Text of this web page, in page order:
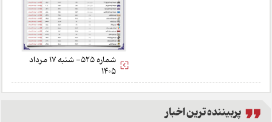
شماره 525- شنبه 17 مرداد
1405
پربیننده ترین اخبار